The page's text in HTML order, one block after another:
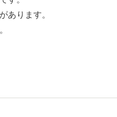
ります。